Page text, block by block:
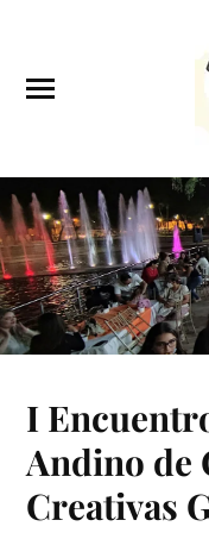
I
Andino de
Creativas